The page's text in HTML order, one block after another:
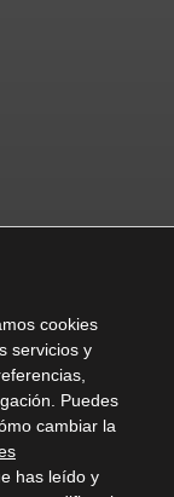
cookies
servicios y
Puedes
cambiar la
has leído y